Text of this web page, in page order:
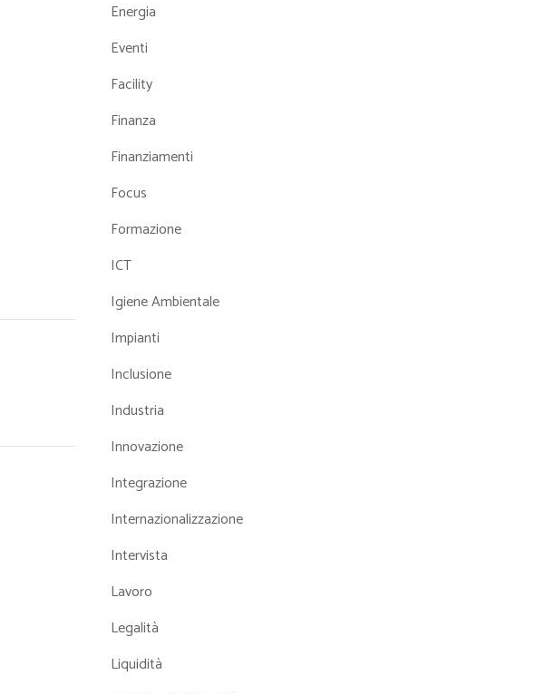
Energia
Eventi
Facility
Finanza
Finanziamenti
Focus
Formazione
ICT
Igiene Ambientale
Impianti
Inclusione
Industria
Innovazione
Integrazione
Internazionalizzazione
Intervista
Lavoro
Legalità
Liquidità